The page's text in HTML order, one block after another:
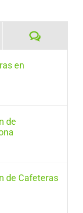
en
de
de Cafeteras